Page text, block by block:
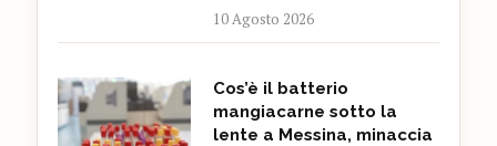
10 Agosto 2026
Cos’è il batterio
mangiacarne sotto la
lente a Messina, minaccia